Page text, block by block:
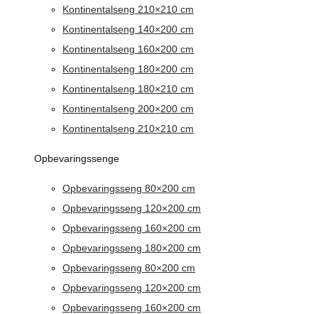
Kontinentalseng 210×210 cm
Kontinentalseng 140×200 cm
Kontinentalseng 160×200 cm
Kontinentalseng 180×200 cm
Kontinentalseng 180×210 cm
Kontinentalseng 200×200 cm
Kontinentalseng 210×210 cm
Opbevaringssenge
Opbevaringsseng 80×200 cm
Opbevaringsseng 120×200 cm
Opbevaringsseng 160×200 cm
Opbevaringsseng 180×200 cm
Opbevaringsseng 80×200 cm
Opbevaringsseng 120×200 cm
Opbevaringsseng 160×200 cm